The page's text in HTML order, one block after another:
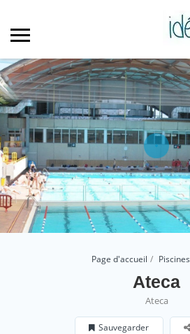
Page d'accueil Piscines
Ateca
Ateca
Sauvegarder